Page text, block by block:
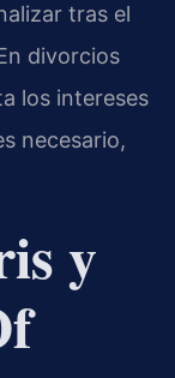
tras el
divorcios
los intereses
necesario,
y